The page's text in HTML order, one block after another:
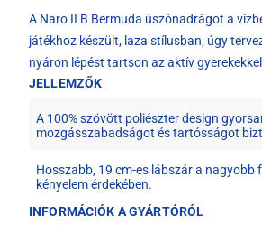
A Naro II B Bermuda úszónadrágot a
játékhoz készült, laza stílusban, úgy
nyáron lépést tartson az aktív
JELLEMZŐK
A 100% szövött poliészter design
mozgásszabadságot és tartósságot
Hosszabb, 19 cm-es lábszár a nagyobb
kényelem érdekében.
INFORMÁCIÓK A GYÁRTÓRÓL